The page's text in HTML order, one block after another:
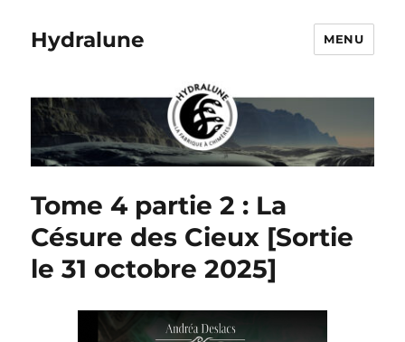
Hydralune MENU
Tome 4 partie 2 : La
Césure des Cieux [Sortie
le 31 octobre 2025]